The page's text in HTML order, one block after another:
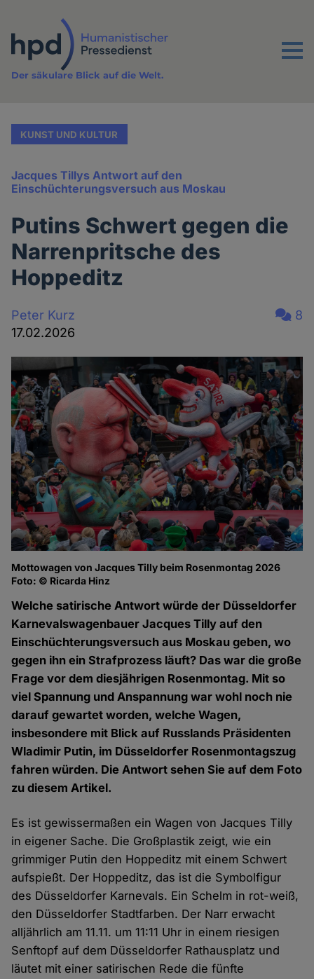
Inhalt
Menu
Der säkulare Blick auf die Welt.
KUNST UND KULTUR
Jacques Tillys Antwort auf den
Einschüchterungsversuch aus Moskau
Putins Schwert gegen die
Narrenpritsche des
Hoppeditz
Peter Kurz
17.02.2026
8
Mottowagen von Jacques Tilly beim Rosenmontag 2026
Foto: © Ricarda Hinz
Welche satirische Antwort würde der Düsseldorfer
Karnevalswagenbauer Jacques Tilly auf den
Einschüchterungsversuch aus Moskau geben, wo
gegen ihn ein Strafprozess läuft? Das war die große
Frage vor dem diesjährigen Rosenmontag. Mit so
viel Spannung und Anspannung war wohl noch nie
darauf gewartet worden, welche Wagen,
insbesondere mit Blick auf Russlands Präsidenten
Wladimir Putin, im Düsseldorfer Rosenmontagszug
fahren würden. Die Antwort sehen Sie auf dem Foto
zu diesem Artikel.
Es ist gewissermaßen ein Wagen von Jacques Tilly
in eigener Sache. Die Großplastik zeigt, wie ein
grimmiger Putin den Hoppeditz mit einem Schwert
aufspießt. Der Hoppeditz, das ist die Symbolfigur
des Düsseldorfer Karnevals. Ein Schelm in rot-weiß,
den Düsseldorfer Stadtfarben. Der Narr erwacht
alljährlich am 11.11. um 11:11 Uhr in einem riesigen
Senftopf auf dem Düsseldorfer Rathausplatz und
läutet mit einer satirischen Rede die fünfte